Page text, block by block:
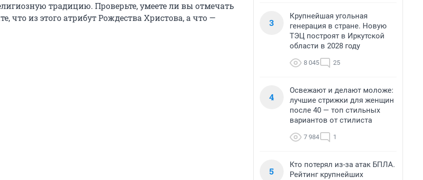
традицию. Проверьте, умеете ли вы отмечать
что из этого атрибут Рождества Христова, а что —
3
Крупнейшая угольная
генерация в стране. Новую
ТЭЦ построят в Иркутской
области в 2028 году
8 045 25
4
Освежают и делают моложе:
лучшие стрижки для женщин
после 40 — топ стильных
вариантов от стилиста
7 984 1
5
Кто потерял из-за атак БПЛА.
Рейтинг крупнейших